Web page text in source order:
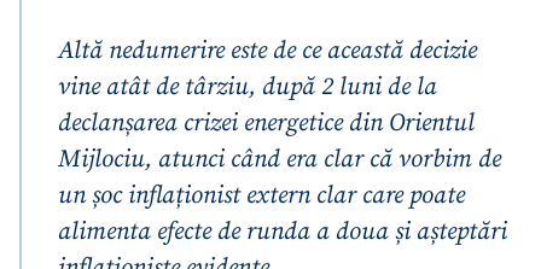
Altă nedumerire este de ce această decizie
vine atât de târziu, după 2 luni de la
declanșarea crizei energetice din Orientul
Mijlociu, atunci când era clar că vorbim de
un șoc inflaționist extern clar care poate
alimenta efecte de runda a doua și așteptări